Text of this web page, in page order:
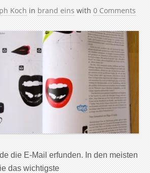
Koch in brand eins with 0 Comments
die E-Mail erfunden. In den meisten
das wichtigste